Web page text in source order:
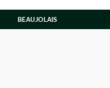
BEAUJOLAIS